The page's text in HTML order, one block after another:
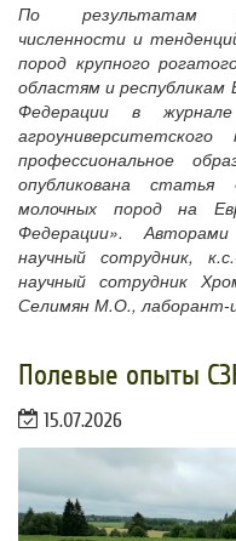
По результатам
численности и
пород крупного
областям и республикам
Федерации в
профессиональное
опубликована статья
молочных пород на
Федерации».
научный сотрудник,
научный сотрудник
Селимян М.О., лаборант-
Полевые опыты
15.07.2026